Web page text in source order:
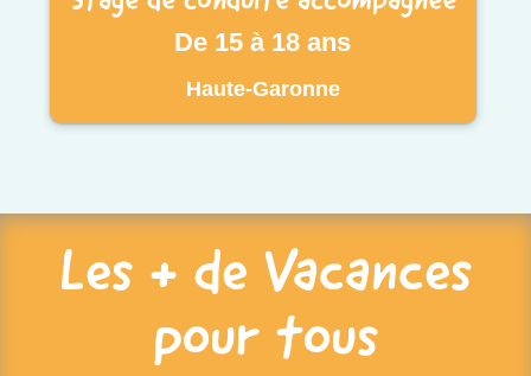
De 15 à 18 ans
Haute-Garonne
Les + de Vacances
pour tous